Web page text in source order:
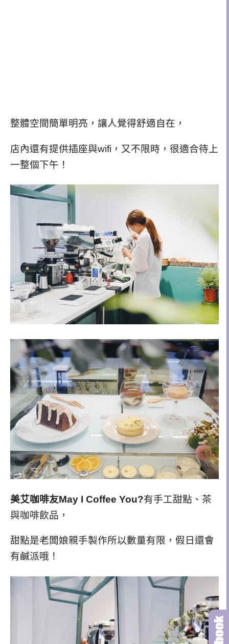
整體空間簡單明亮，讓人覺得舒適自在，
店內還有提供插座與wifi，又不限時，很適合待上
一整個下午！
美艾咖啡友May I Coffee You?有手工甜點、茶
與咖啡飲品，
甜點是老闆娘親手製作所以數量有限，假日還會
有鹹派哦！